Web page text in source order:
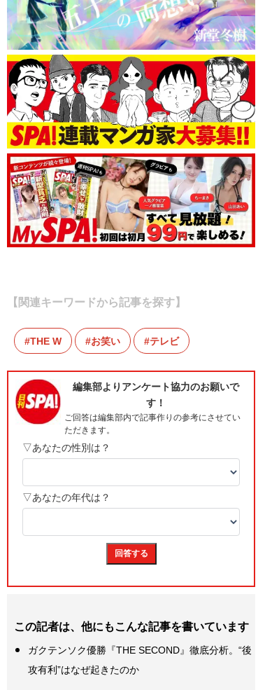
【関連キーワードから記事を探す】
THE W お笑い テレビ
この記者は、他にもこんな記事を書いています
ガクテンソク優勝『THE SECOND』徹底分析。“後
攻有利”はなぜ起きたのか